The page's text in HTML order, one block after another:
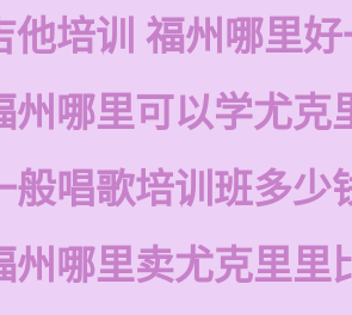
他培训 福州哪里
州哪里可以学尤克
般唱歌培训班多少
州哪里卖尤克里里